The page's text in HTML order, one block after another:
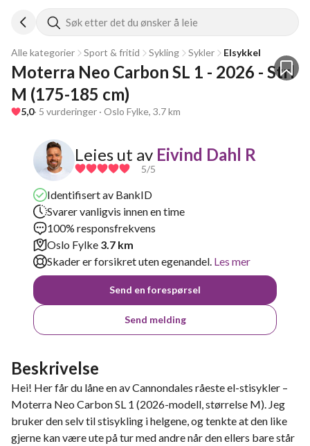
Søk etter det du ønsker å leie
Alle kategorier Sport & fritid Sykling Sykler Elsykkel
Moterra Neo Carbon SL 1 - 2026 - Strl
M (175-185 cm)
5,0· 5 vurderinger · Oslo Fylke, 3.7 km
Leies ut av Eivind Dahl R
5/5
Identifisert av BankID
Svarer vanligvis innen en time
100% responsfrekvens
Oslo Fylke 3.7 km
Skader er forsikret uten egenandel. Les mer
Send en forespørsel
Send melding
Beskrivelse
Hei! Her får du låne en av Cannondales råeste el-stisykler –
Moterra Neo Carbon SL 1 (2026-modell, størrelse M). Jeg
bruker den selv til stisykling i helgene, og tenkte at den like
gjerne kan være ute på tur med andre når den ellers bare står